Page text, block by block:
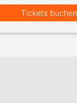
Tickets buchen